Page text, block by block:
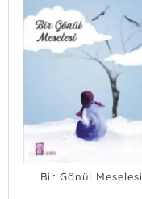
Bir Gönül Meselesi